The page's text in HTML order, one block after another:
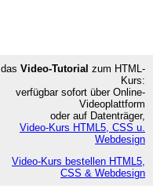
das Video-Tutorial zum HTML-
Kurs:
verfügbar sofort über Online-
Videoplattform
oder auf Datenträger,
Video-Kurs HTML5, CSS u.
Webdesign